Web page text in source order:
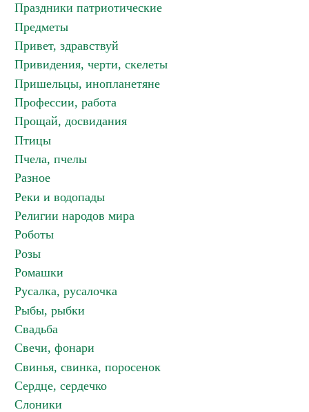
Праздники патриотические
Предметы
Привет, здравствуй
Привидения, черти, скелеты
Пришельцы, инопланетяне
Профессии, работа
Прощай, досвидания
Птицы
Пчела, пчелы
Разное
Реки и водопады
Религии народов мира
Роботы
Розы
Ромашки
Русалка, русалочка
Рыбы, рыбки
Свадьба
Свечи, фонари
Свинья, свинка, поросенок
Сердце, сердечко
Слоники